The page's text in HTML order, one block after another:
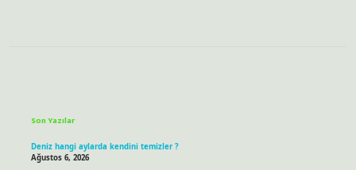
Son Yazılar
Deniz hangi aylarda kendini temizler ?
Ağustos 6, 2026